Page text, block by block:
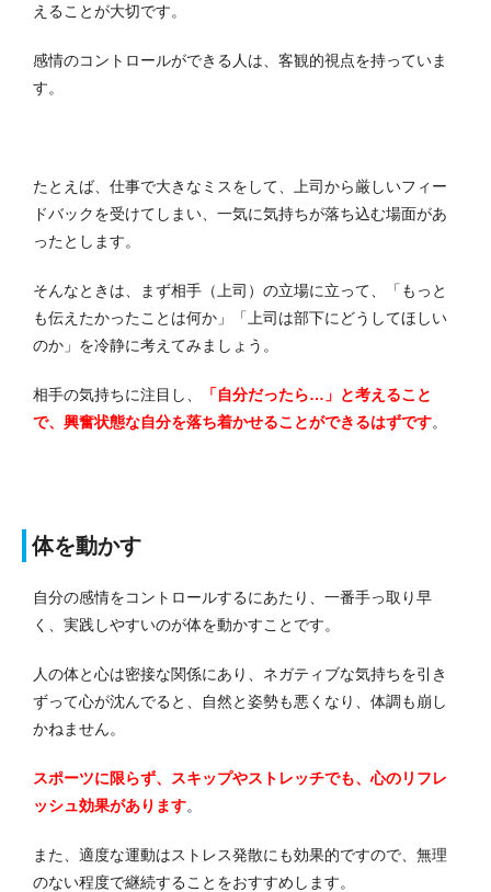
えることが大切です。
感情のコントロールができる人は、客観的視点を持っていま
す。
たとえば、仕事で大きなミスをして、上司から厳しいフィー
ドバックを受けてしまい、一気に気持ちが落ち込む場面があ
ったとします。
そんなときは、まず相手（上司）の立場に立って、「もっと
も伝えたかったことは何か」「上司は部下にどうしてほしい
のか」を冷静に考えてみましょう。
相手の気持ちに注目し、
「自分だったら…」と考えること
で、興奮状態な自分を落ち着かせることができるはずです。
体を動かす
自分の感情をコントロールするにあたり、一番手っ取り早
く、実践しやすいのが体を動かすことです。
人の体と心は密接な関係にあり、ネガティブな気持ちを引き
ずって心が沈んでると、自然と姿勢も悪くなり、体調も崩し
かねません。
スポーツに限らず、スキップやストレッチでも、心のリフレ
ッシュ効果があります。
また、適度な運動はストレス発散にも効果的ですので、無理
のない程度で継続することをおすすめします。